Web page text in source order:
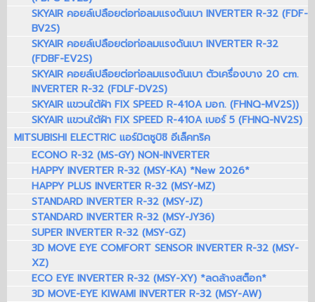
SKYAIR คอยล์เปลือยต่อท่อลมแรงดันเบา INVERTER R-32 (FDF-
BV2S)
SKYAIR คอยล์เปลือยต่อท่อลมแรงดันเบา INVERTER R-32
(FDBF-EV2S)
SKYAIR คอยล์เปลือยต่อท่อลมแรงดันเบา ตัวเครื่องบาง 20 cm.
INVERTER R-32 (FDLF-DV2S)
SKYAIR แขวนใต้ฝ้า FIX SPEED R-410A มอก. (FHNQ-MV2S))
SKYAIR แขวนใต้ฝ้า FIX SPEED R-410A เบอร์ 5 (FHNQ-NV2S)
MITSUBISHI ELECTRIC แอร์มิตซูบิชิ อีเล็คทริค
ECONO R-32 (MS-GY) NON-INVERTER
HAPPY INVERTER R-32 (MSY-KA) *New 2026*
HAPPY PLUS INVERTER R-32 (MSY-MZ)
STANDARD INVERTER R-32 (MSY-JZ)
STANDARD INVERTER R-32 (MSY-JY36)
SUPER INVERTER R-32 (MSY-GZ)
3D MOVE EYE COMFORT SENSOR INVERTER R-32 (MSY-
XZ)
ECO EYE INVERTER R-32 (MSY-XY) *ลดล้างสต็อก*
3D MOVE-EYE KIWAMI INVERTER R-32 (MSY-AW)